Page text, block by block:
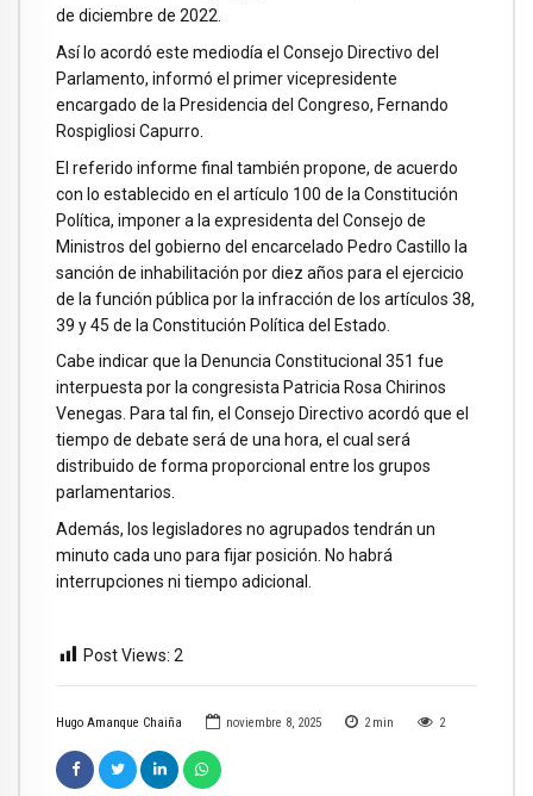
Hugo Amanque Chaiña noviembre 8, 2025 2 min 2
de diciembre de 2022.
Así lo acordó este mediodía el Consejo Directivo del
Parlamento, informó el primer vicepresidente
encargado de la Presidencia del Congreso, Fernando
Rospigliosi Capurro.
El referido informe final también propone, de acuerdo
con lo establecido en el artículo 100 de la Constitución
Política, imponer a la expresidenta del Consejo de
Ministros del gobierno del encarcelado Pedro Castillo la
sanción de inhabilitación por diez años para el ejercicio
de la función pública por la infracción de los artículos 38,
39 y 45 de la Constitución Política del Estado.
Cabe indicar que la Denuncia Constitucional 351 fue
interpuesta por la congresista Patricia Rosa Chirinos
Venegas. Para tal fin, el Consejo Directivo acordó que el
tiempo de debate será de una hora, el cual será
distribuido de forma proporcional entre los grupos
parlamentarios.
Además, los legisladores no agrupados tendrán un
minuto cada uno para fijar posición. No habrá
interrupciones ni tiempo adicional.
Post Views: 2